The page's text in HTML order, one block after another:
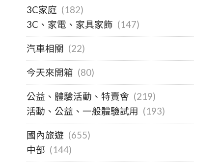
3C家庭 (182)
3C、家電、家具家飾 (147)
汽車相關 (22)
今天來開箱 (80)
公益、體驗活動、特賣會 (219)
活動、公益、一般體驗試用 (193)
國內旅遊 (655)
中部 (144)